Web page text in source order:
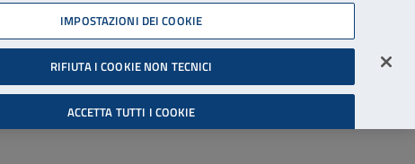
06 45539607
Accessibilità
Cerca
Accedi all'area riservata
IMPOSTAZIONI DEI COOKIE
RIFIUTA I COOKIE NON TECNICI
ACCETTA TUTTI I COOKIE